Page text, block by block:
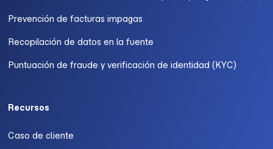
Prevención de facturas impagas
Recopilación de datos en la fuente
Puntuación de fraude y verificación de identidad (KYC)
Recursos
Caso de cliente